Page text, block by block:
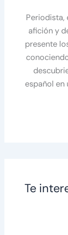
Periodista,
afición y
presente
español
Te